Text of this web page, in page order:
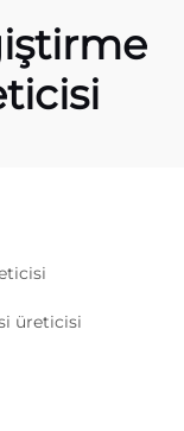
üreticisi